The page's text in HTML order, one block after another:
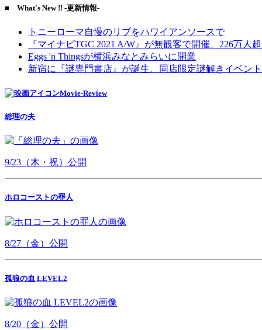
■ What's New !! -更新情報-
トニーローマ自慢のリブをハワイアンソースで
『マイナビTGC 2021 A/W』が無観客で開催、226万人
Eggs 'n Thingsが横浜みなとみらいに開業
新宿に『謎専門書店』が誕生、同店限定謎解きイベン
Movie-Review
総理の夫
9/23（木・祝）公開
ホロコーストの罪人
8/27（金）公開
孤狼の血 LEVEL2
8/20（金）公開